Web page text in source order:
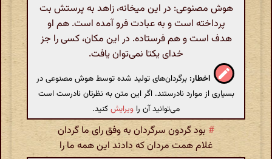
هوش مصنوعی: در این میخانه، زاهد به پرستش بت
پرداخته است و به عبادت فرو آمده است. هم او
هدف است و هم فرستاده. در این مکان، کسی را جز
خدای یکتا نمی‌توان یافت.
اخطار: برگردان‌های تولید شده توسط هوش مصنوعی در
بسیاری از موارد نادرستند. اگر این متن به نظرتان نادرست است
می‌توانید آن را ویرایشکنید.
# بود گردون سرگردان به وفق رای ما گردان
غلام همت مردان که دادند این همه ما را